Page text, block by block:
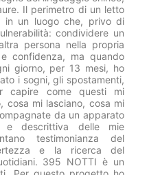
Il perimetro di un letto
in un luogo che, privo di
condividere un
persona nella propria
confidenza, ma quando
giorno, per 13 mesi, ho
i sogni, gli spostamenti,
come questi mi
cosa mi lasciano, cosa mi
da un apparato
e descrittiva delle mie
testimonianza del
e la ricerca del
395 NOTTI è un